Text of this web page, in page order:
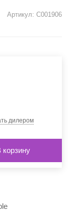
Артикул: C001906
дилером
корзину